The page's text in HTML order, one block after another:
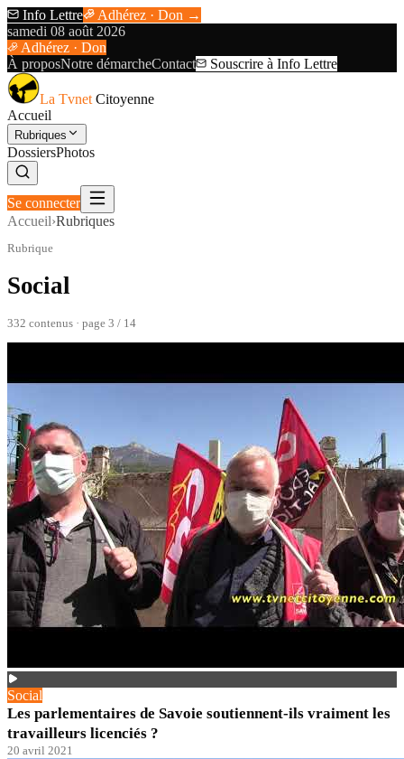
Info Lettre
Adhérez · Don →
samedi 08 août 2026
Adhérez · Don
À proposNotre démarcheContact Souscrire à Info Lettre
La Tvnet Citoyenne
Accueil
Rubriques
DossiersPhotos
Se connecter
Accueil›Rubriques
Rubrique
Social
332 contenus · page 3 / 14
Social
Les parlementaires de Savoie soutiennent-ils vraiment les
travailleurs licenciés ?
20 avril 2021